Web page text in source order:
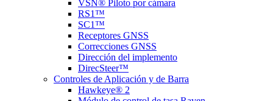
VSN® Piloto por cámara
RS1™
SC1™
Receptores GNSS
Correcciones GNSS
Dirección del implemento
DirecSteer™
Controles de Aplicación y de Barra
Hawkeye® 2